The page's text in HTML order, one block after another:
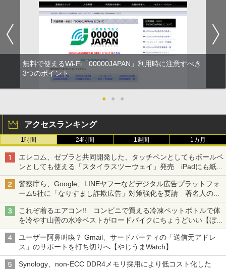
無料で使えるWi-Fi「00000JAPAN」利用時に注意すべき
3つのポイント
● ● ●
アクセスランキング
1時間 24時間 1週間 1カ月
エレコム、ゼブラと共同開発した、タッチペンとしてもボールペ
ンとしても使える「スタイラスツーウェイ」発売 iPadにも紙に
も、持ち替えずに書き込める
警察庁ら、Google、LINEヤフーなどデジタル広告プラットフォ
ーム5社に「なりすまし詐欺広告」対策強化を要請 著名人の写
真や映像を使った投資詐欺などへの対策として
これぞ着るエアコン!! コンビニで買える冷凍ペットボトルで体
を冷やす山善の水冷ベストがロードバイクにちょうどいい【ぼっ
ち・ざ・ろーど！その14】【空いた時間でなにしてる？】
ユーザー阿鼻叫喚？ Gmail、サードパーティの「送信元アドレ
ス」のサポートを打ち切りへ【やじうまWatch】
Synology、non-ECC DDR4メモリ採用により低コスト化した